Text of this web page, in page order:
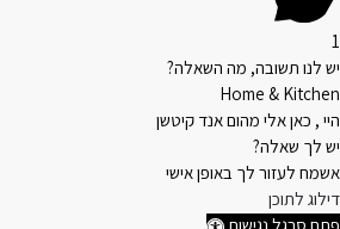
1
יש לנו תשובה, מה השאלה?
Home & Kitchen
היי , כאן אלי מהום אנד קיטשן
יש לך שאלה?
אשמח לעזור לך באופן אישי
דילוג לתוכן